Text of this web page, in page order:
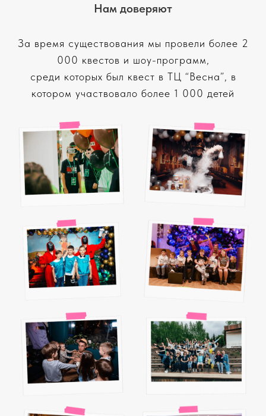
Нам доверяют
За время существования мы провели более 2
000 квестов и шоу-программ,
среди которых был квест в ТЦ “Весна”, в
котором участвовало более 1 000 детей